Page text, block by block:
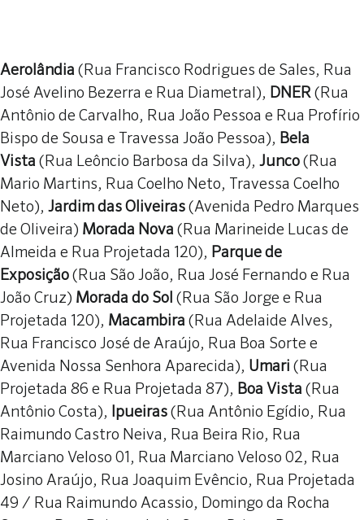
Aerolândia (Rua Francisco Rodrigues de Sales, Rua
José Avelino Bezerra e Rua Diametral), DNER (Rua
Antônio de Carvalho, Rua João Pessoa e Rua Profírio
Bispo de Sousa e Travessa João Pessoa), Bela
Vista (Rua Leôncio Barbosa da Silva), Junco (Rua
Mario Martins, Rua Coelho Neto, Travessa Coelho
Neto), Jardim das Oliveiras (Avenida Pedro Marques
de Oliveira) Morada Nova (Rua Marineide Lucas de
Almeida e Rua Projetada 120), Parque de
Exposição (Rua São João, Rua José Fernando e Rua
João Cruz) Morada do Sol (Rua São Jorge e Rua
Projetada 120), Macambira (Rua Adelaide Alves,
Rua Francisco José de Araújo, Rua Boa Sorte e
Avenida Nossa Senhora Aparecida), Umari (Rua
Projetada 86 e Rua Projetada 87), Boa Vista (Rua
Antônio Costa),
Ipueiras (Rua Antônio Egídio, Rua
Raimundo Castro Neiva, Rua Beira Rio, Rua
Marciano Veloso 01, Rua Marciano Veloso 02, Rua
Josino Araújo, Rua Joaquim Evêncio, Rua Projetada
49 / Rua Raimundo Acassio, Domingo da Rocha